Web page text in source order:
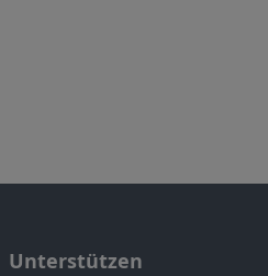
Unterstützen